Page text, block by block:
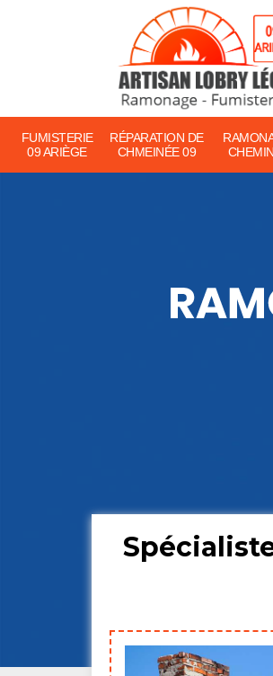
FUMISTERIE
09 ARIÈGE
RÉPARATION DE
CHMEINÉE 09